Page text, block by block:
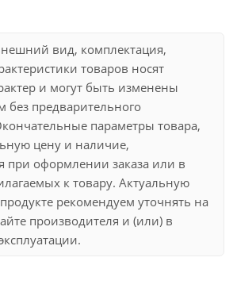
вид, комплектация,
товаров носят
и могут быть изменены
без предварительного
параметры товара,
цену и наличие,
при оформлении заказа или в
к товару. Актуальную
рекомендуем уточнять на
производителя и (или) в